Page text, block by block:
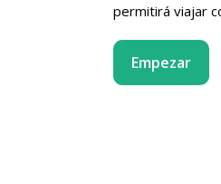
permitirá viajar
Empezar